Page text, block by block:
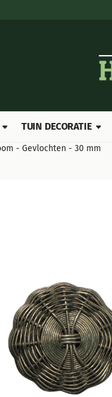
TUIN DECORATIE
- Gevlochten - 30 mm